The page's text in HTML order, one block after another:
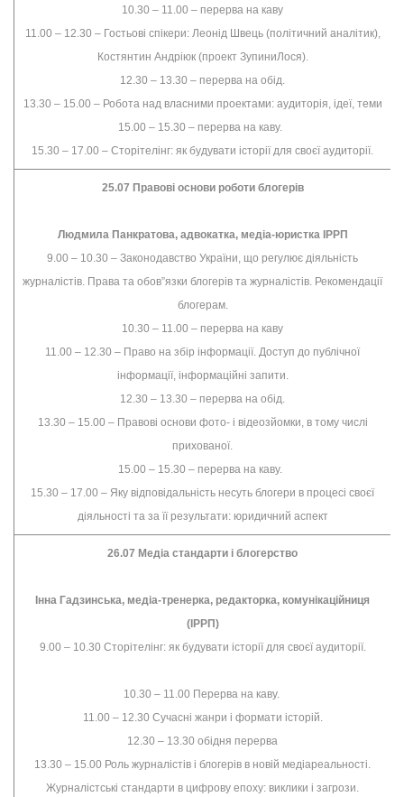
10.30 – 11.00 – перерва на каву
11.00 – 12.30 – Гостьові спікери: Леонід Швець (політичний аналітик),
Костянтин Андріюк (проект ЗупиниЛося).
12.30 – 13.30 – перерва на обід.
13.30 – 15.00 – Робота над власними проектами: аудиторія, ідеї, теми
15.00 – 15.30 – перерва на каву.
15.30 – 17.00 – Сторітелінг: як будувати історії для своєї аудиторії.
25.07 Правові основи роботи блогерів
Людмила Панкратова, адвокатка, медіа-юристка ІРРП
9.00 – 10.30 – Законодавство України, що регулює діяльність
журналістів. Права та обов”язки блогерів та журналістів. Рекомендації
блогерам.
10.30 – 11.00 – перерва на каву
11.00 – 12.30 – Право на збір інформації. Доступ до публічної
інформації, інформаційні запити.
12.30 – 13.30 – перерва на обід.
13.30 – 15.00 – Правові основи фото- і відеозйомки, в тому числі
прихованої.
15.00 – 15.30 – перерва на каву.
15.30 – 17.00 – Яку відповідальність несуть блогери в процесі своєї
діяльності та за її результати: юридичний аспект
26.07 Медіа стандарти і блогерство
Інна Гадзинська, медіа-тренерка, редакторка, комунікаційниця
(ІРРП)
9.00 – 10.30 Сторітелінг: як будувати історії для своєї аудиторії.
10.30 – 11.00 Перерва на каву.
11.00 – 12.30 Сучасні жанри і формати історій.
12.30 – 13.30 обідня перерва
13.30 – 15.00 Роль журналістів і блогерів в новій медіареальності.
Журналістські стандарти в цифрову епоху: виклики і загрози.